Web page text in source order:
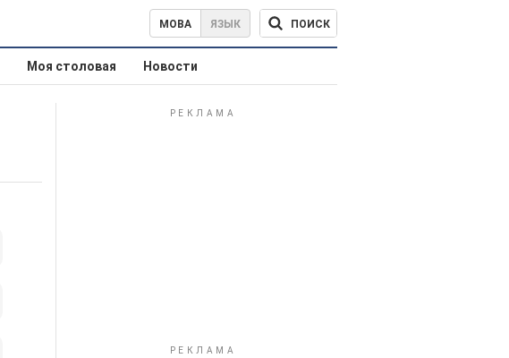
МОВА ЯЗЫК ПОИСК
Моя столовая Новости